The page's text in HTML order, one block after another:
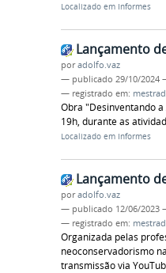
Localizado em Informes
Lançamento
poradolfo.vaz
— publicado 29/10/2024
— registrado em:
Obra "Desinventando
19h, durante as
Localizado em Informes
Lançamento
poradolfo.vaz
— publicado 12/06/2023
— registrado em:
Organizada pelas
neoconservadorismo
transmissão via